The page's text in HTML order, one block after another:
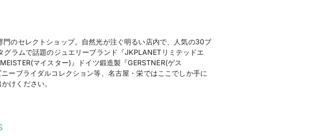
11:00～19:30
年中無休（年末年始を除く）
050-5441-8108
のセレクトショップ。自然光が注ぐ明るい店内で、人気の30ブ
ラムで話題のジュエリーブランド『JKPLANETリミテッドエ
マイスター)』ドイツ鍛造製『GERSTNER(ゲス
ーブライダルコレクション等、名古屋・栄ではここでしか手に
けください。